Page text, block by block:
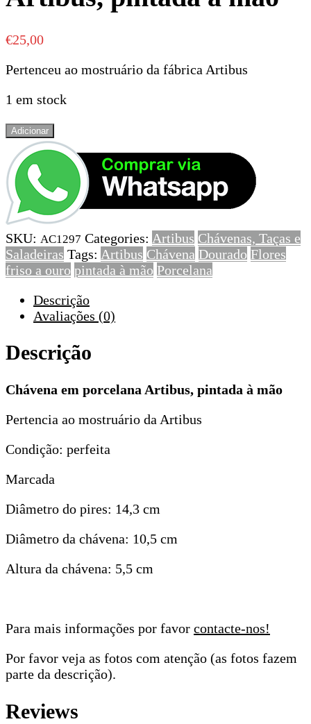
€25,00
Pertenceu ao mostruário da fábrica Artibus
1 em stock
Quantidade
Chávena
em
porcelana
Artibus,
pintada
à
mão
Adicionar
SKU: AC1297 Categories: Artibus Chávenas, Taças e
Saladeiras Tags: Artibus Chávena Dourado Flores
friso a ouro pintada à mão Porcelana
Descrição
Avaliações (0)
Descrição
Chávena em porcelana Artibus, pintada à mão
Pertencia ao mostruário da Artibus
Condição: perfeita
Marcada
Diâmetro do pires: 14,3 cm
Diâmetro da chávena: 10,5 cm
Altura da chávena: 5,5 cm
Para mais informações por favor contacte-nos!
Por favor veja as fotos com atenção (as fotos fazem
parte da descrição).
Reviews